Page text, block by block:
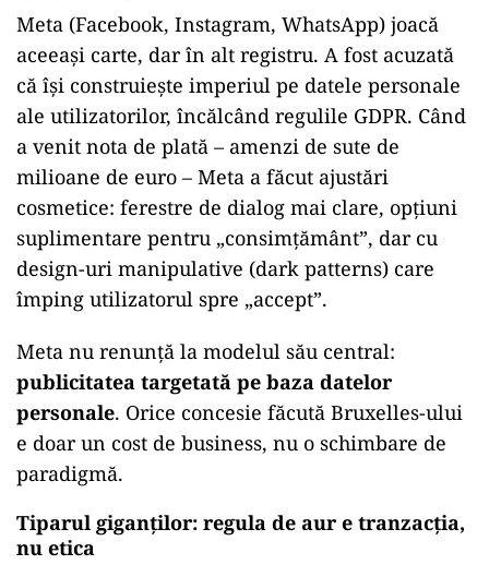
Meta (Facebook, Instagram, WhatsApp) joacă
aceeași carte, dar în alt registru. A fost acuzată
că își construiește imperiul pe datele personale
ale utilizatorilor, încălcând regulile GDPR. Când
a venit nota de plată – amenzi de sute de
milioane de euro – Meta a făcut ajustări
cosmetice: ferestre de dialog mai clare, opțiuni
suplimentare pentru „consimțământ”, dar cu
design-uri manipulative (dark patterns) care
împing utilizatorul spre „accept”.
Meta nu renunță la modelul său central:
publicitatea targetată pe baza datelor
personale. Orice concesie făcută Bruxelles-ului
e doar un cost de business, nu o schimbare de
paradigmă.
Tiparul giganților: regula de aur e tranzacția,
nu etica